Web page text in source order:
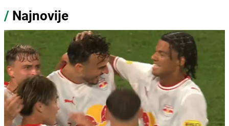
/ Najnovije